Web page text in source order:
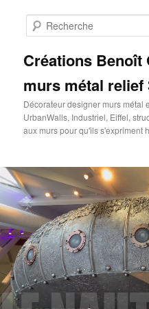
contenu
Créations Benoît
murs métal relief
Décorateur designer murs métal
UrbanWalls, Industriel, Eiffel,
aux murs pour qu'ils s'expriment